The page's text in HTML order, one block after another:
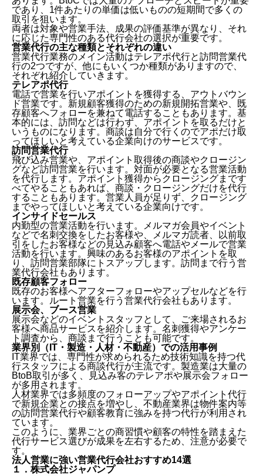
であり、1件あたりの単価は低いものの短期間で多くの
取引を狙います。
両者は対象や営業手法、成果の評価基準が異なり、それ
に応じた専門性のある代行会社の選択が重要です。​
営業代行の主な種類とそれぞれの違い
営業代行業務のメイン活動はテレアポ代行と訪問営業代
行の2つですが、他にもいくつか種類がありますので、
それぞれ紹介していきます。
テレアポ代行
電話で営業を行いアポイントを獲得する、アウトバウン
ド営業です。 新規顧客獲得のための新規開拓営業や、既
存顧客へフォローを兼ねて電話することもあります。基
本的には、訪問などは行わず、アポイントを取るだけと
いうものになります。商談は自分で行くのでアポだけ取
ってほしいと考えている企業向けのサービスです。
訪問営業代行
飛び込み営業や、アポイント取得後の商談やクロージン
グなど訪問営業を行います。 対面が必要となる営業活動
を代行します。アポイント獲得からクロージングまです
べてやることもあれば、商談・クロージングだけを代行
することもあります。営業人員が足りず、クロージング
までやってほしいと考えている企業向けです。
インサイドセールス
内勤型の営業活動を行います。
メルマガ会員やイベント
などで名刺交換をしたお客様や、メルマガ読者、以前取
引をしたお客様などの見込み顧客へ電話やメールで営業
活動を行います。興味のあるお客様のアポイントを取
り、訪問営業部隊にトスアップします。訪問まで行う営
業代行会社もあります。
既存顧客フォロー
既存のお客様へアフターフォローやアップセルなどを行
います。
ルート営業を行う営業代行会社もあります。
展示会、ブース営業
展示会などのイベントスタッフとして、ご来場されるお
客様へ商品サービスを紹介します。 名刺獲得やアンケー
ト調査から、商談まで行うことも可能です。
業界別（IT・製造・人材・不動産）での活用事例
IT業界では、専門性が求められるため技術知識を持つ代
行スタッフによる商談代行が主流です。製造業は大量の
BtoB取引が多く、見込み客のテレアポや展示会フォロー
が多用されます。
人材業界では多頻度のフォローアップやアポイント代行
で新規企業との接点を増やし、不動産業界は物件案内等
の訪問営業代行や顧客教育に強みを持つ代行が利用され
ています。
このように、業界ごとの商習慣や顧客の特性を踏まえた
代行サービス選びが成果を左右するため、注意が必要で
す。
法人営業に強い営業代行会社おすすめ14選
１．株式会社ジャパンプ